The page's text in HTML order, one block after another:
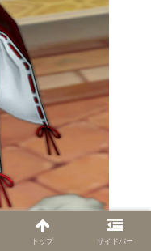
トップ サイドバー